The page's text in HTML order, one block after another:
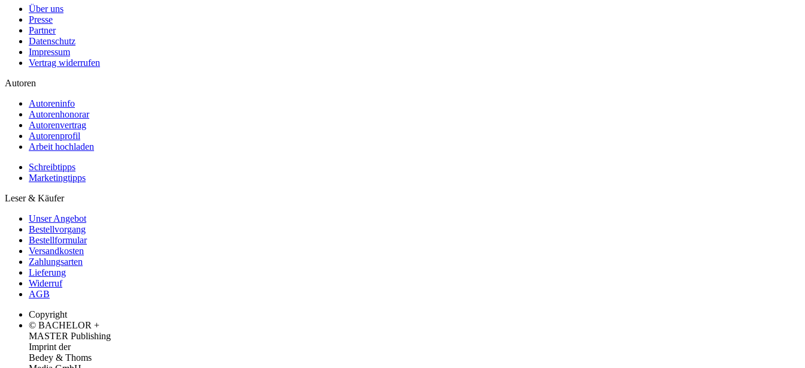
Über uns
Presse
Partner
Datenschutz
Impressum
Vertrag widerrufen
Autoren
Autoreninfo
Autorenhonorar
Autorenvertrag
Autorenprofil
Arbeit hochladen
Schreibtipps
Marketingtipps
Leser & Käufer
Unser Angebot
Bestellvorgang
Bestellformular
Versandkosten
Zahlungsarten
Lieferung
Widerruf
AGB
Copyright
© BACHELOR +
MASTER Publishing
Imprint der
Bedey & Thoms